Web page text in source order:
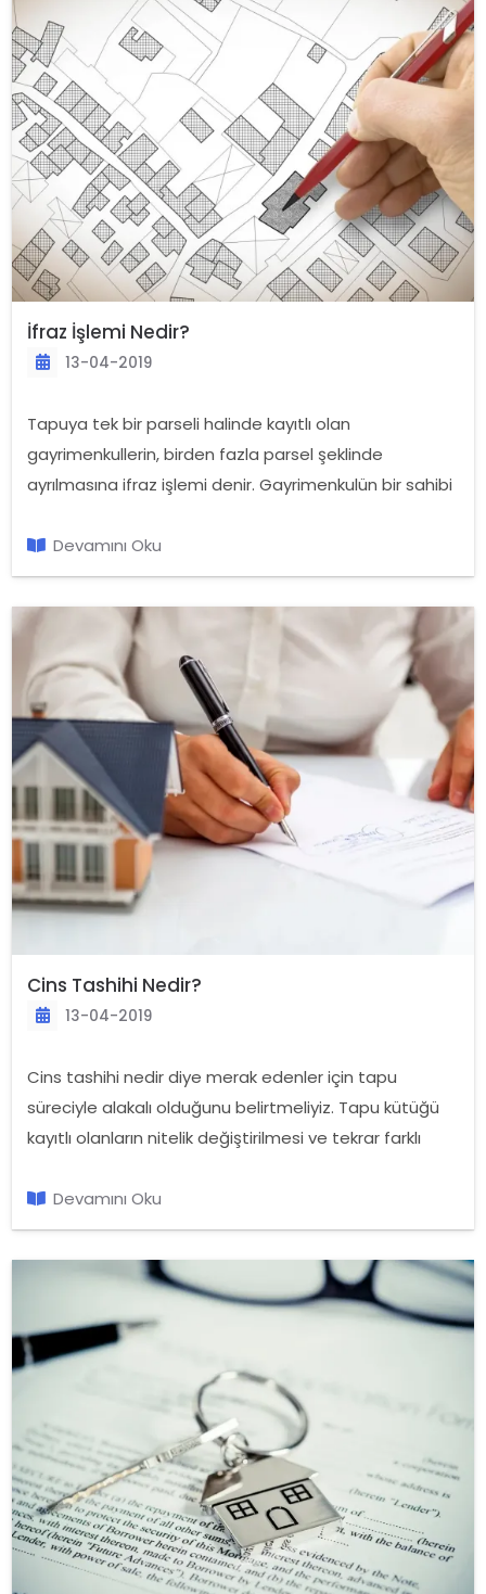
İfraz İşlemi Nedir?
13-04-2019
Tapuya tek bir parseli halinde kayıtlı olan
gayrimenkullerin, birden fazla parsel şeklinde
ayrılmasına ifraz işlemi denir. Gayrimenkulün bir sahibi
durumlarda yapılan tapu kütüğündeki değişikliklerdir.
Devamını Oku
Cins Tashihi Nedir?
13-04-2019
Cins tashihi nedir diye merak edenler için tapu
süreciyle alakalı olduğunu belirtmeliyiz. Tapu kütüğü
kayıtlı olanların nitelik değiştirilmesi ve tekrar farklı
edilmesi işlemidir.
Devamını Oku